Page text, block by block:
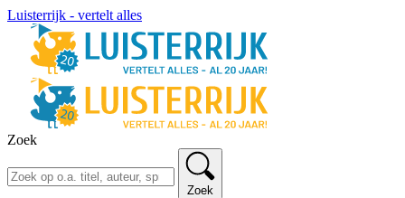
Luisterrijk - vertelt alles
Zoek
Zoek